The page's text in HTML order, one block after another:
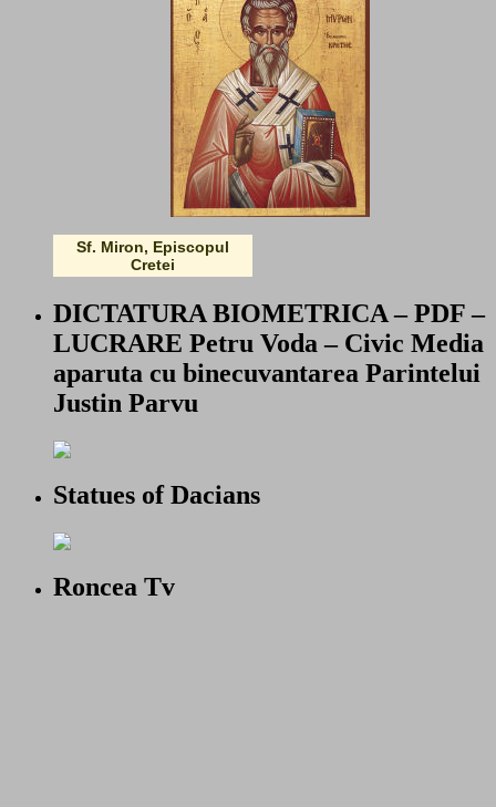
Sf. Miron, Episcopul
Cretei
DICTATURA BIOMETRICA – PDF –
LUCRARE Petru Voda – Civic Media
aparuta cu binecuvantarea Parintelui
Justin Parvu
Statues of Dacians
Roncea Tv